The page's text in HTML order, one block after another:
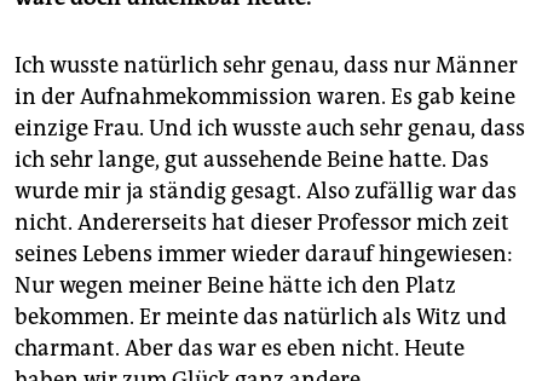
Ich wusste natürlich sehr genau, dass nur Männer
in der Aufnahmekommission waren. Es gab keine
einzige Frau. Und ich wusste auch sehr genau, dass
ich sehr lange, gut aussehende Beine hatte. Das
wurde mir ja ständig gesagt. Also zufällig war das
nicht. Andererseits hat dieser Professor mich zeit
seines Lebens immer wieder darauf hingewiesen:
Nur wegen meiner Beine hätte ich den Platz
bekommen. Er meinte das natürlich als Witz und
charmant. Aber das war es eben nicht. Heute